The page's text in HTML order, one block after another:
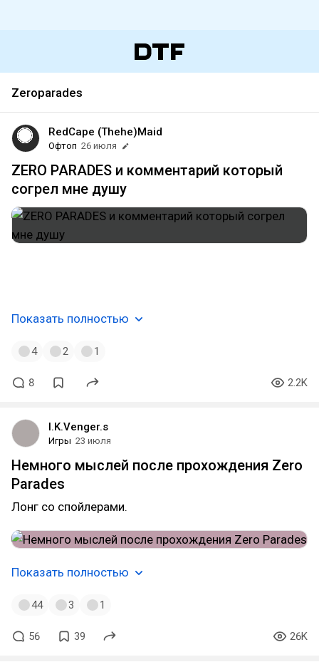
Zeroparades
RedCape (Thehe)Maid
Офтоп 26 июля
ZERO PARADES и комментарий который
согрел мне душу
Показать полностью
4 2 1
8 2.2K
I.K.Venger.s
Игры 23 июля
Немного мыслей после прохождения Zero
Parades
Лонг со спойлерами.
Показать полностью
44 3 1
56 39 26K